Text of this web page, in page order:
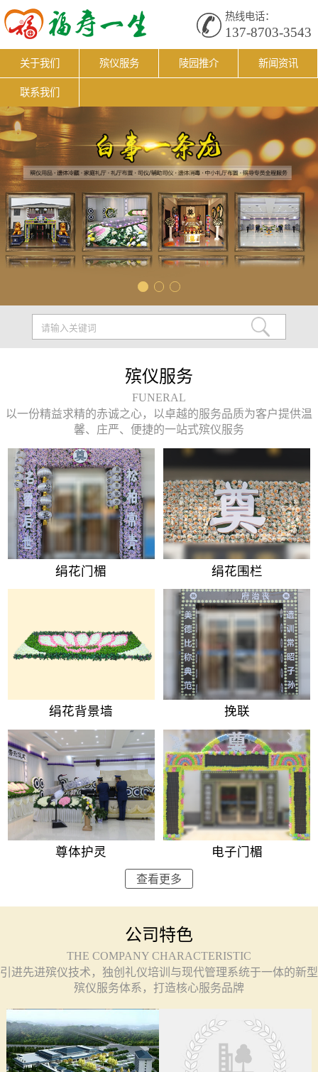
热线电话：
137-8703-3543
关于我们 殡仪服务 陵园推介 新闻资讯
联系我们
殡仪服务
FUNERAL
以一份精益求精的赤诚之心，以卓越的服务品质为客户提供温
馨、庄严、便捷的一站式殡仪服务
绢花门楣 绢花围栏
绢花背景墙 挽联
尊体护灵 电子门楣
查看更多
公司特色
THE COMPANY CHARACTERISTIC
引进先进殡仪技术，独创礼仪培训与现代管理系统于一体的新型
殡仪服务体系，打造核心服务品牌